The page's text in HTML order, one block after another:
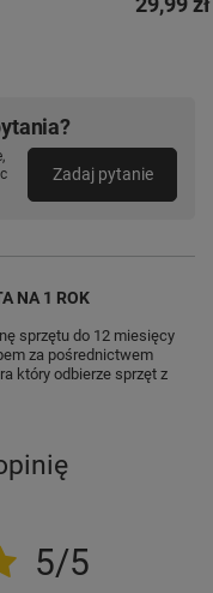
jest smukła,
że
telefonu
i intuicyjne.
Zadaj pytanie
NA 1 ROK
sprzętu do 12 miesięcy
za pośrednictwem
który odbierze sprzęt z
5/5